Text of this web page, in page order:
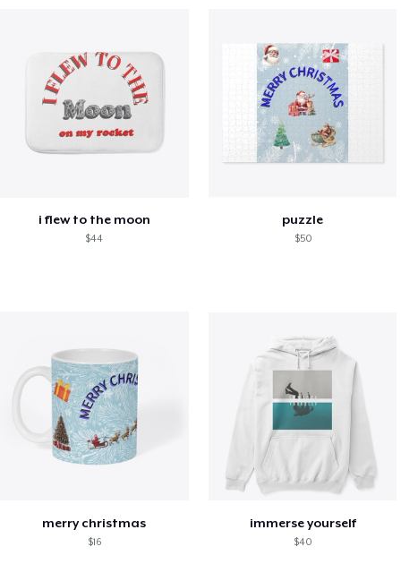
i flew to the moon
$44
puzzle
$50
merry christmas
$16
immerse yourself
$40